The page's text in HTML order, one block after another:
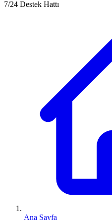
7/24 Destek Hattı
Ana Sayfa